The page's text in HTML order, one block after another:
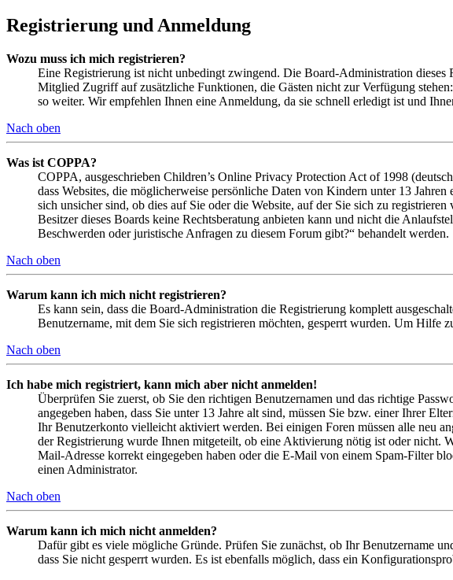
Registrierung und Anmeldung
Wozu muss ich mich registrieren?
Eine Registrierung ist nicht unbedingt zwingend. Die Board-Administration dieses
Mitglied Zugriff auf zusätzliche Funktionen, die Gästen nicht zur Verfügung
so weiter. Wir empfehlen Ihnen eine Anmeldung, da sie schnell erledigt ist und
Nach oben
Was ist COPPA?
COPPA, ausgeschrieben Children’s Online Privacy Protection Act of 1998
dass Websites, die möglicherweise persönliche Daten von Kindern unter 13
sich unsicher sind, ob dies auf Sie oder die Website, auf der Sie sich zu
Besitzer dieses Boards keine Rechtsberatung anbieten kann und nicht die
Beschwerden oder juristische Anfragen zu diesem Forum gibt?“ behandelt werden.
Nach oben
Warum kann ich mich nicht registrieren?
Es kann sein, dass die Board-Administration die Registrierung komplett
Benutzername, mit dem Sie sich registrieren möchten, gesperrt wurden. Um Hilfe
Nach oben
Ich habe mich registriert, kann mich aber nicht anmelden!
Überprüfen Sie zuerst, ob Sie den richtigen Benutzernamen und das richtige
angegeben haben, dass Sie unter 13 Jahre alt sind, müssen Sie bzw. einer Ihrer
Ihr Benutzerkonto vielleicht aktiviert werden. Bei einigen Foren müssen alle neu
der Registrierung wurde Ihnen mitgeteilt, ob eine Aktivierung nötig ist oder nicht.
Mail-Adresse korrekt eingegeben haben oder die E-Mail von einem Spam-Filter
einen Administrator.
Nach oben
Warum kann ich mich nicht anmelden?
Dafür gibt es viele mögliche Gründe. Prüfen Sie zunächst, ob Ihr Benutzername
dass Sie nicht gesperrt wurden. Es ist ebenfalls möglich, dass ein